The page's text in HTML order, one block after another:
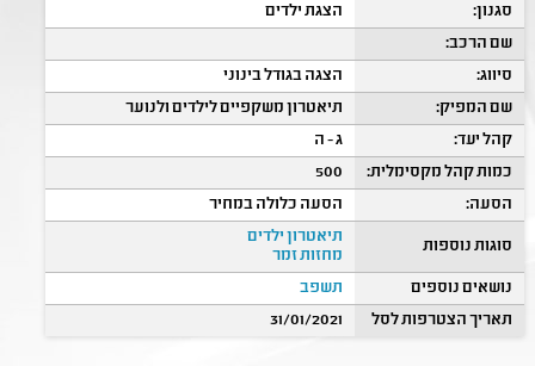
סגנון:
הצגת ילדים
שם הרכב:
סיווג:
הצגה בגודל בינוני
שם המפיק:
תיאטרון משקפיים לילדים ולנוער
קהל יעד:
ג - ה
כמות קהל מקסימלית:
500
הסעה:
הסעה כלולה במחיר
סוגות נוספות
תיאטרון ילדים
מחזות זמר
נושאים נוספים
תשפב
תאריך הצטרפות לסל
31/01/2021